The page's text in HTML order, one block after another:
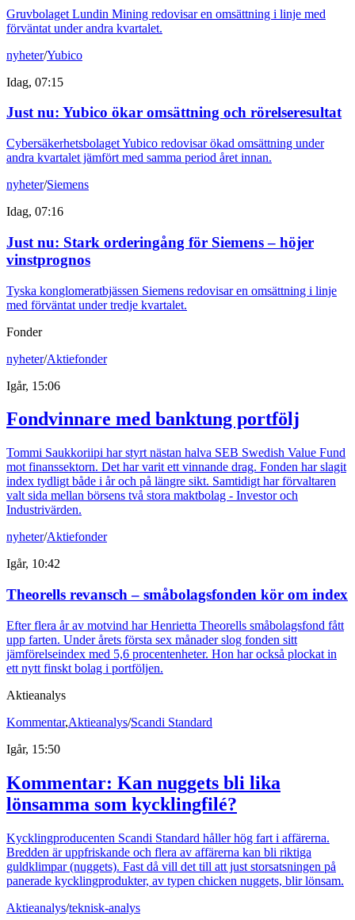
Gruvbolaget Lundin Mining redovisar en omsättning i linje med
förväntat under andra kvartalet.
nyheter/Yubico
Idag, 07:15
Just nu: Yubico ökar omsättning och rörelseresultat
Cybersäkerhetsbolaget Yubico redovisar ökad omsättning under
andra kvartalet jämfört med samma period året innan.
nyheter/Siemens
Idag, 07:16
Just nu: Stark orderingång för Siemens – höjer
vinstprognos
Tyska konglomeratbjässen Siemens redovisar en omsättning i linje
med förväntat under tredje kvartalet.
Fonder
nyheter/Aktiefonder
Igår, 15:06
Fondvinnare med banktung portfölj
Tommi Saukkoriipi har styrt nästan halva SEB Swedish Value Fund
mot finanssektorn. Det har varit ett vinnande drag. Fonden har slagit
index tydligt både i år och på längre sikt. Samtidigt har förvaltaren
valt sida mellan börsens två stora maktbolag - Investor och
Industrivärden.
nyheter/Aktiefonder
Igår, 10:42
Theorells revansch – småbolagsfonden kör om index
Efter flera år av motvind har Henrietta Theorells småbolagsfond fått
upp farten. Under årets första sex månader slog fonden sitt
jämförelseindex med 5,6 procentenheter. Hon har också plockat in
ett nytt finskt bolag i portföljen.
Aktieanalys
Kommentar,Aktieanalys/Scandi Standard
Igår, 15:50
Kommentar: Kan nuggets bli lika
lönsamma som kycklingfilé?
Kycklingproducenten Scandi Standard håller hög fart i affärerna.
Bredden är uppfriskande och flera av affärerna kan bli riktiga
guldklimpar (nuggets). Fast då vill det till att just storsatsningen på
panerade kycklingprodukter, av typen chicken nuggets, blir lönsam.
Aktieanalys/teknisk-analys